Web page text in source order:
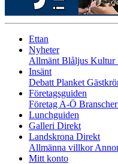
Ettan
Nyheter
Allmänt Blåljus Kultur
Insänt
Debatt Planket
Företagsguiden
Företag A-Ö Branscher
Lunchguiden
Galleri Direkt
Landskrona Direkt
Allmänna villkor
Mitt konto